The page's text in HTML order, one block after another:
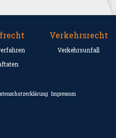
Verkehrsrecht
Verkehrsunfall
Impressum